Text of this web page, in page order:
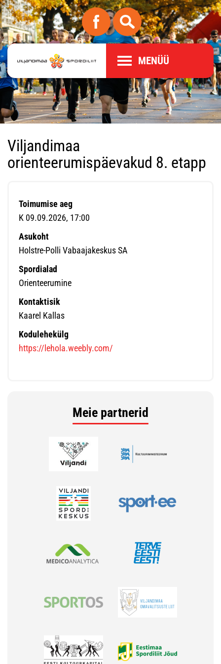
MENÜÜ
Viljandimaa
orienteerumispäevakud 8. etapp
Toimumise aeg
K 09.09.2026, 17:00
Asukoht
Holstre-Polli Vabaajakeskus SA
Spordialad
Orienteerumine
Kontaktisik
Kaarel Kallas
Kodulehekülg
https://lehola.weebly.com/
Meie partnerid